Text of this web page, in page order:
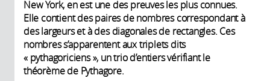
New York, en est une des preuves les plus connues.
Elle contient des paires de nombres correspondant à
des largeurs et à des diagonales de rectangles. Ces
nombres s’apparentent aux triplets dits
« pythagoriciens », un trio d’entiers vérifiant le
théorème de Pythagore.